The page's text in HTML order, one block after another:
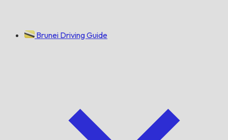
Brunei Driving Guide